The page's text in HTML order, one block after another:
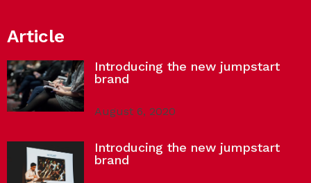
Article
Introducing the new jumpstart
brand
August 6, 2020
Introducing the new jumpstart
brand